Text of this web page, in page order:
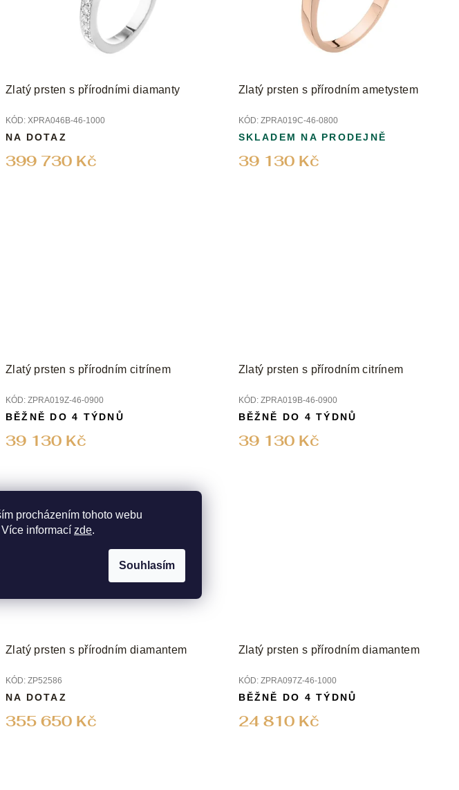
procházením tohoto webu
informací zde.
Souhlasím
Zlatý prsten s přírodními diamanty
KÓD: XPRA046B-46-1000
399 730 Kč
NA DOTAZ
Zlatý prsten s přírodním ametystem
KÓD: ZPRA019C-46-0800
39 130 Kč
SKLADEM NA PRODEJNĚ
Zlatý prsten s přírodním citrínem
KÓD: ZPRA019Z-46-0900
39 130 Kč
BĚŽNĚ DO 4 TÝDNŮ
Zlatý prsten s přírodním citrínem
KÓD: ZPRA019B-46-0900
39 130 Kč
BĚŽNĚ DO 4 TÝDNŮ
Zlatý prsten s přírodním diamantem
KÓD: ZP52586
355 650 Kč
NA DOTAZ
Zlatý prsten s přírodním diamantem
KÓD: ZPRA097Z-46-1000
24 810 Kč
BĚŽNĚ DO 4 TÝDNŮ